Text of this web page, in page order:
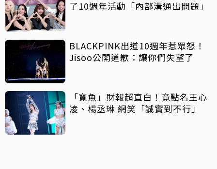
了10週年活動「內部溝通出問題」
BLACKPINK出道10週年惹眾怒！
Jisoo公開道歉：讓你們失望了
「寬魚」財報超直白！竟點名王心
凌、楊丞琳 網笑「誠實到不行」